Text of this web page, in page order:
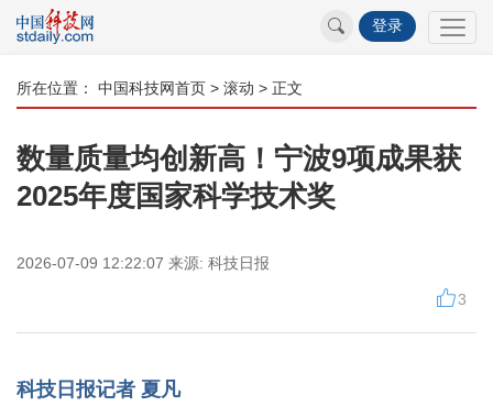
登录
所在位置： 中国科技网首页 > 滚动 > 正文
数量质量均创新高！宁波9项成果获
2025年度国家科学技术奖
2026-07-09 12:22:07 来源: 科技日报
3
科技日报记者 夏凡